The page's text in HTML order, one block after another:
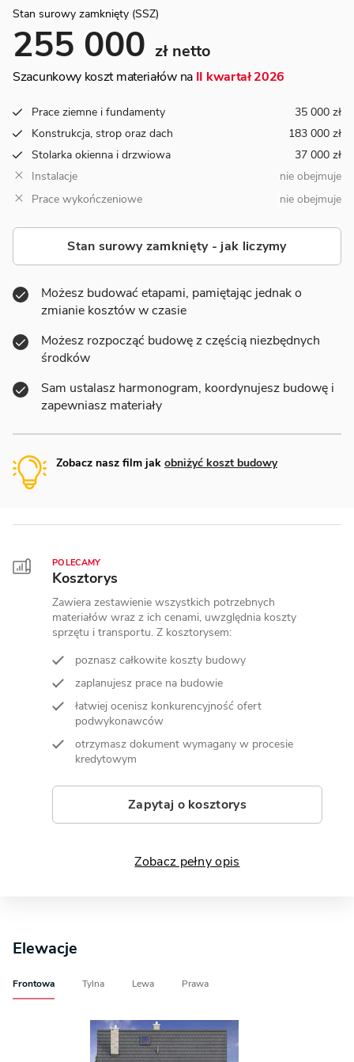
Stan surowy zamknięty (SSZ)
255 000 zł netto
Szacunkowy koszt materiałów na II kwartał 2026
Prace ziemne i fundamenty
35 000 zł
Konstrukcja, strop oraz dach
183 000 zł
Stolarka okienna i drzwiowa
37 000 zł
Instalacje
nie obejmuje
Prace wykończeniowe
nie obejmuje
Stan surowy zamknięty - jak liczymy
Możesz budować etapami, pamiętając jednak o
zmianie kosztów w czasie
Możesz rozpocząć budowę z częścią niezbędnych
środków
Sam ustalasz harmonogram, koordynujesz budowę i
zapewniasz materiały
Zobacz nasz film jak obniżyć koszt budowy
POLECAMY
Kosztorys
Zawiera zestawienie wszystkich potrzebnych
materiałów wraz z ich cenami, uwzględnia koszty
sprzętu i transportu. Z kosztorysem:
poznasz całkowite koszty budowy
zaplanujesz prace na budowie
łatwiej ocenisz konkurencyjność ofert
podwykonawców
otrzymasz dokument wymagany w procesie
kredytowym
Zapytaj o kosztorys
Zobacz pełny opis
Elewacje
Frontowa Tylna Lewa Prawa